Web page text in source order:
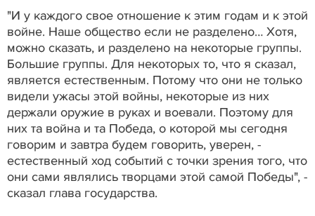
"И у каждого свое отношение к этим годам и к этой
войне. Наше общество если не разделено… Хотя,
можно сказать, и разделено на некоторые группы.
Большие группы. Для некоторых то, что я сказал,
является естественным. Потому что они не только
видели ужасы этой войны, некоторые из них
держали оружие в руках и воевали. Поэтому для
них та война и та Победа, о которой мы сегодня
говорим и завтра будем говорить, уверен, -
естественный ход событий с точки зрения того, что
они сами являлись творцами этой самой Победы", -
сказал глава государства.